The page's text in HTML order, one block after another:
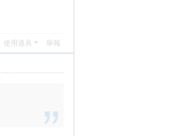
使用道具 舉報